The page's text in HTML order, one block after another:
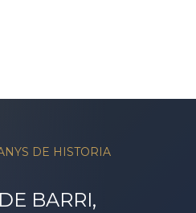
DE HISTORIA
BARRI,